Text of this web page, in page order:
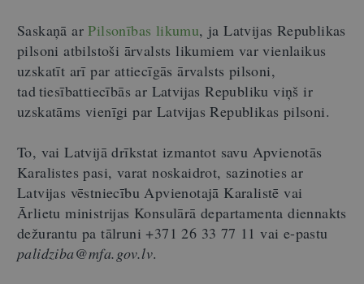
Saskaņā arPilsonības likumu, ja Latvijas Republikas
pilsoni atbilstoši ārvalsts likumiem var vienlaikus
uzskatīt arī par attiecīgās ārvalsts pilsoni,
tad tiesībattiecībās ar Latvijas Republiku viņš ir
uzskatāms vienīgi par Latvijas Republikas pilsoni.
To, vai Latvijā drīkstat izmantot savu Apvienotās
Karalistes pasi, varat noskaidrot, sazinoties ar
Latvijas vēstniecību Apvienotajā Karalistē vai
Ārlietu ministrijas Konsulārā departamenta diennakts
dežurantu pa tālruni +371 26 33 77 11 vai e-pastu
palidziba@mfa.gov.lv.